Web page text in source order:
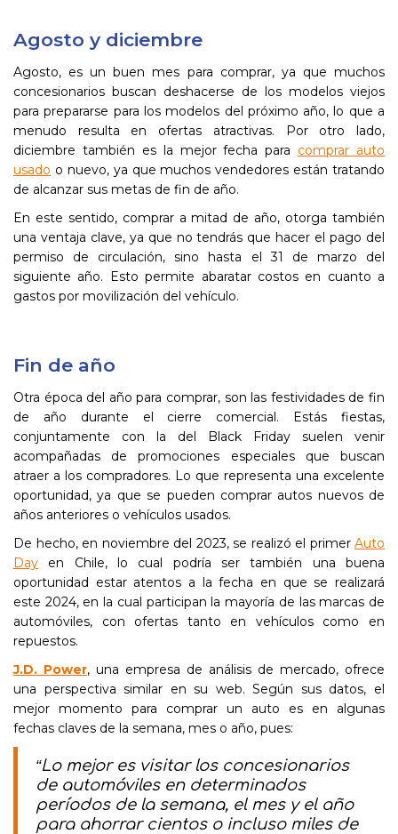
Agosto y diciembre
Agosto, es un buen mes para comprar, ya que muchos
concesionarios buscan deshacerse de los modelos viejos
para prepararse para los modelos del próximo año, lo que a
menudo resulta en ofertas atractivas. Por otro lado,
diciembre también es la mejor fecha para comprar auto
usado o nuevo, ya que muchos vendedores están tratando
de alcanzar sus metas de fin de año.
En este sentido, comprar a mitad de año, otorga también
una ventaja clave, ya que no tendrás que hacer el pago del
permiso de circulación, sino hasta el 31 de marzo del
siguiente año. Esto permite abaratar costos en cuanto a
gastos por movilización del vehículo.
Fin de año
Otra época del año para comprar, son las festividades de fin
de año durante el cierre comercial. Estás fiestas,
conjuntamente con la del Black Friday suelen venir
acompañadas de promociones especiales que buscan
atraer a los compradores. Lo que representa una excelente
oportunidad, ya que se pueden comprar autos nuevos de
años anteriores o vehículos usados.
De hecho, en noviembre del 2023, se realizó el primer Auto
Day en Chile, lo cual podría ser también una buena
oportunidad estar atentos a la fecha en que se realizará
este 2024, en la cual participan la mayoría de las marcas de
automóviles, con ofertas tanto en vehículos como en
repuestos.
J.D. Power, una empresa de análisis de mercado, ofrece
una perspectiva similar en su web. Según sus datos, el
mejor momento para comprar un auto es en algunas
fechas claves de la semana, mes o año, pues:
“Lo mejor es visitar los concesionarios
de automóviles en determinados
períodos de la semana, el mes y el año
para ahorrar cientos o incluso miles de